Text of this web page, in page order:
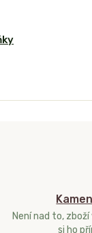
Není nad to,
si ho